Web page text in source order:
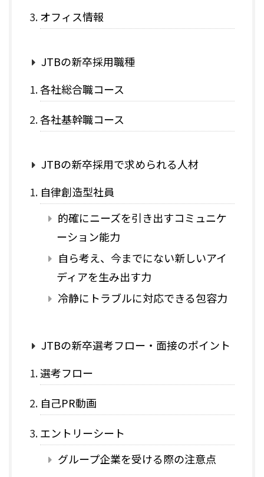
オフィス情報
JTBの新卒採用職種
各社総合職コース
各社基幹職コース
JTBの新卒採用で求められる人材
自律創造型社員
的確にニーズを引き出すコミュニケ
ーション能力
自ら考え、今までにない新しいアイ
ディアを生み出す力
冷静にトラブルに対応できる包容力
JTBの新卒選考フロー・面接のポイント
選考フロー
自己PR動画
エントリーシート
グループ企業を受ける際の注意点